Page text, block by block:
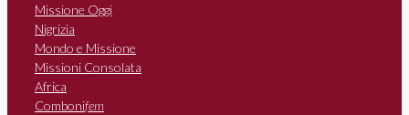
Missione Oggi
Nigrizia
Mondo e Missione
Missioni Consolata
Africa
Combonifem